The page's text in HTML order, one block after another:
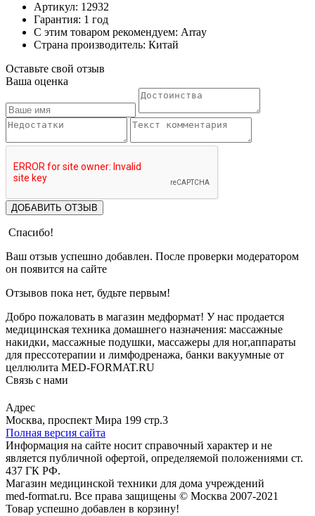
Артикул: 12932
Гарантия: 1 год
С этим товаром рекомендуем: Array
Страна производитель: Китай
Оставьте свой отзыв
Ваша оценка
ДОБАВИТЬ ОТЗЫВ
Спасибо!
Ваш отзыв успешно добавлен. После проверки модератором
он появится на сайте
Отзывов пока нет, будьте первым!
Добро пожаловать в магазин медформат! У нас продается
медицинская техника домашнего назначения: массажные
накидки, массажные подушки, массажеры для ног,аппараты
для прессотерапии и лимфодренажа, банки вакуумные от
целлюлита MED-FORMAT.RU
Связь с нами
Адрес
Москва, проспект Мира 199 стр.3
Полная версия сайта
Информация на сайте носит справочный характер и не
является публичной офертой, определяемой положениями ст.
437 ГК РФ.
Магазин медицинской техники для дома учреждений
med-format.ru. Все права защищены © Москва 2007-2021
Товар успешно добавлен в корзину!